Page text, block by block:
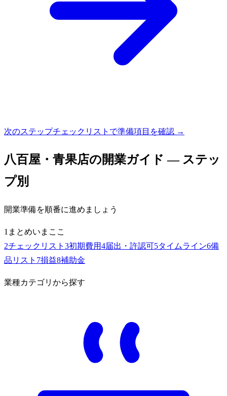
次のステップチェックリストで準備項目を確認 →
八百屋・青果店の開業ガイド — ステッ
プ別
開業準備を順番に進めましょう
1 まとめいまここ
2チェックリスト 3初期費用4届出・許認可5タイムライン6備
品リスト 7損益8補助金
業種カテゴリから探す